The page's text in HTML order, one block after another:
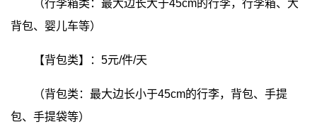
（行李箱类：最大边长大于45cm的行李，行李箱、大
背包、婴儿车等）
【背包类】：5元/件/天
（背包类：最大边长小于45cm的行李，背包、手提
包、手提袋等）